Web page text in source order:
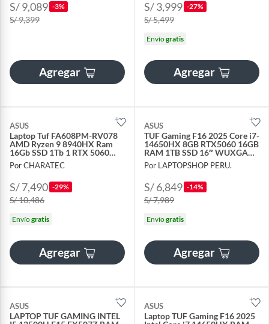
S/ 9,089 -3%
S/ 9,399
Agregar
S/ 3,999 -27%
S/ 5,499
Envíogratis
Agregar
ASUS
Laptop Tuf FA608PM-RV078
AMD Ryzen 9 8940HX Ram
16Gb SSD 1Tb 1 RTX 5060
8Gb 16"WUXGA FreeDos
Por CHARATEC
S/ 7,490 -29%
S/ 10,486
Envíogratis
Agregar
ASUS
TUF Gaming F16 2025 Core i7-
14650HX 8GB RTX5060 16GB
RAM 1TB SSD 16″ WUXGA
165Hz
Por LAPTOPSHOP PERU.
S/ 6,849 -14%
S/ 7,989
Envíogratis
Agregar
ASUS
LAPTOP TUF GAMING INTEL
ASUS
Laptop TUF Gaming F16 2025